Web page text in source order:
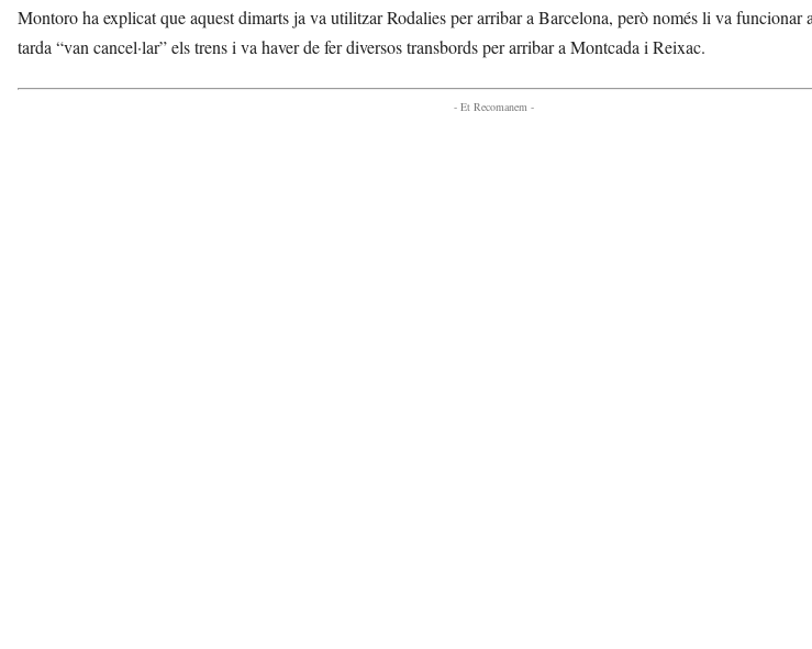
Montoro ha explicat que aquest dimarts ja va utilitzar Rodalies per arribar a Barcelona, però només li va funcionar
tarda “van cancel·lar” els trens i va haver de fer diversos transbords per arribar a Montcada i Reixac.
- Et Recomanem -